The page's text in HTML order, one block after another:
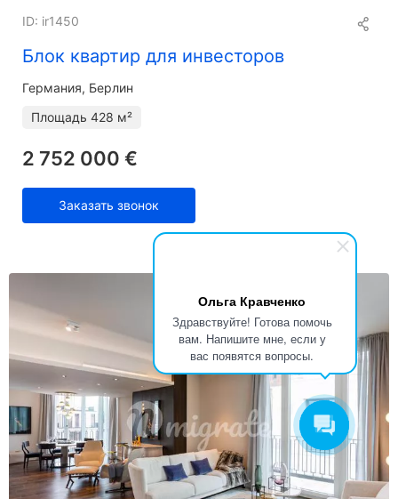
Ольга Кравченко
Здравствуйте! Готова помочь
вам. Напишите мне, если у
вас появятся вопросы.
Блок квартир для инвесторов
ID: ir1450
Германия, Берлин
Площадь 428 м²
2 752 000 €
Заказать звонок